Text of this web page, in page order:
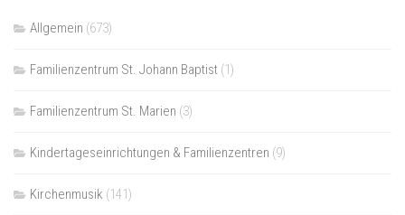
Allgemein (673)
Familienzentrum St. Johann Baptist (1)
Familienzentrum St. Marien (3)
Kindertageseinrichtungen & Familienzentren (9)
Kirchenmusik (141)